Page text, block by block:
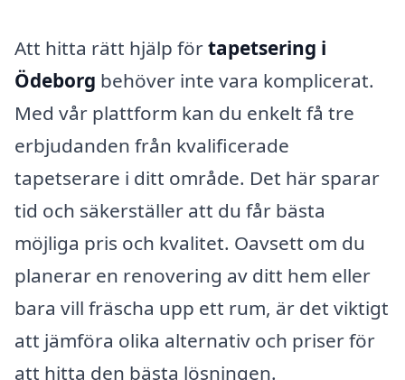
Att hitta rätt hjälp förtapetsering i
Ödeborg behöver inte vara komplicerat.
Med vår plattform kan du enkelt få tre
erbjudanden från kvalificerade
tapetserare i ditt område. Det här sparar
tid och säkerställer att du får bästa
möjliga pris och kvalitet. Oavsett om du
planerar en renovering av ditt hem eller
bara vill fräscha upp ett rum, är det viktigt
att jämföra olika alternativ och priser för
att hitta den bästa lösningen.